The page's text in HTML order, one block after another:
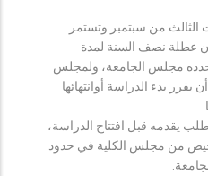
الثالث من سبتمبر وتستمر
عطلة نصف السنة لمدة
مجلس الجامعة، ولمجلس
يقرر بدء الدراسة أوانتهائها
طلب يقدمه قبل افتتاح الدراسة،
من مجلس الكلية في حدود